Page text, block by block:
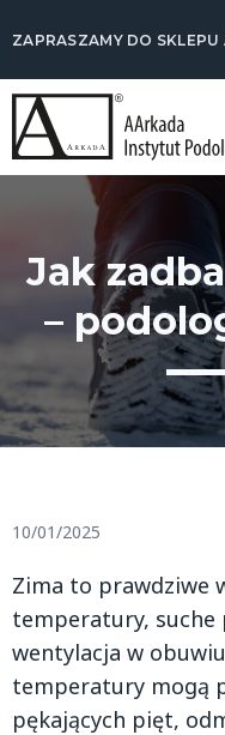
ZAPRASZAMY DO SKLEPU
Jak
–
10/01/2025
Zima to prawdziwe
temperatury, suche
wentylacja w
temperatury mogą
pękających pięt,